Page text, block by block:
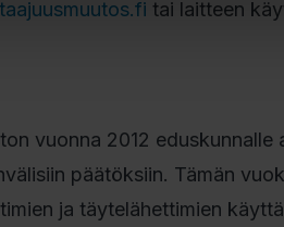
tai laitteen
vuonna 2012 eduskunnalle
päätöksiin. Tämän
ja täytelähettimien